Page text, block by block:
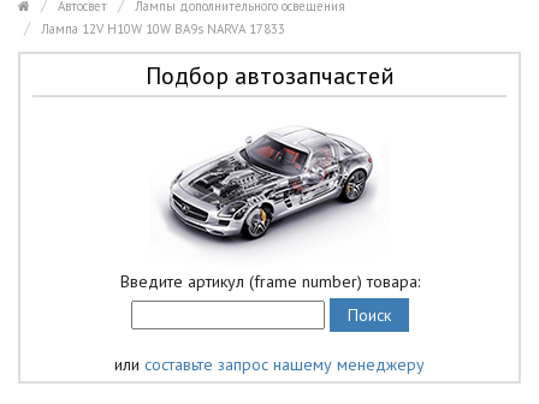
Автосвет
Лампы дополнительного освещения
Лампа 12V H10W 10W BA9s NARVA 17833
Подбор автозапчастей
Введите артикул (frame number) товара:
или составьте запрос нашему менеджеру